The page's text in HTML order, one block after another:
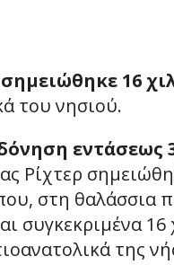
16
του νησιού.
εντάσεως
Ρίχτερ
στη θαλάσσια
συγκεκριμένα 16
της